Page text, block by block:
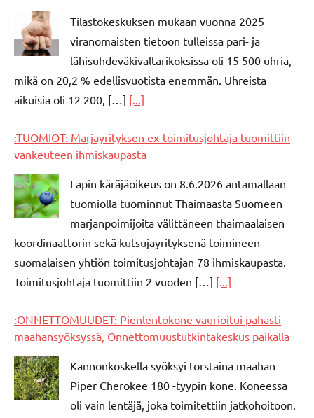
Tilastokeskuksen mukaan vuonna 2025
viranomaisten tietoon tulleissa pari- ja
lähisuhdeväkivaltarikoksissa oli 15 500 uhria,
mikä on 20,2 % edellisvuotista enemmän. Uhreista
aikuisia oli 12 200, […] [...]
:TUOMIOT: Marjayrityksen ex-toimitusjohtaja tuomittiin
vankeuteen ihmiskaupasta
Lapin käräjäoikeus on 8.6.2026 antamallaan
tuomiolla tuominnut Thaimaasta Suomeen
marjanpoimijoita välittäneen thaimaalaisen
koordinaattorin sekä kutsujayrityksenä toimineen
suomalaisen yhtiön toimitusjohtajan 78 ihmiskaupasta.
Toimitusjohtaja tuomittiin 2 vuoden […] [...]
:ONNETTOMUUDET: Pienlentokone vaurioitui pahasti
maahansyöksyssä, Onnettomuustutkintakeskus paikalla
Kannonkoskella syöksyi torstaina maahan
Piper Cherokee 180 -tyypin kone. Koneessa
oli vain lentäjä, joka toimitettiin jatkohoitoon.